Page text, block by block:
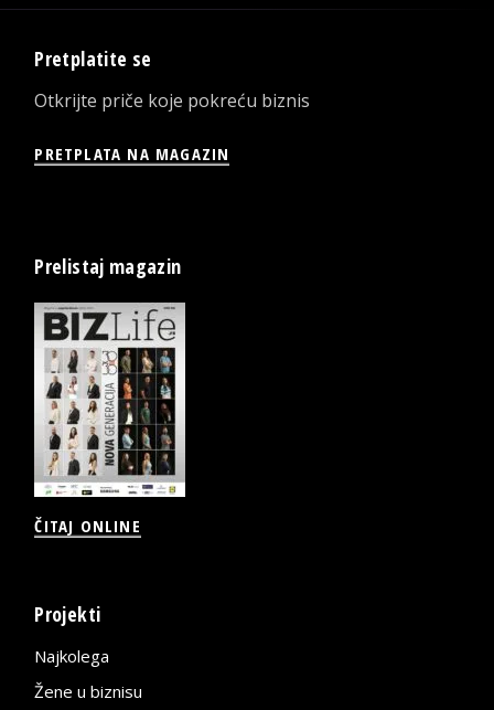
Pretplatite se
Otkrijte priče koje pokreću biznis
PRETPLATA NA MAGAZIN
Prelistaj magazin
ČITAJ ONLINE
Projekti
Najkolega
Žene u biznisu